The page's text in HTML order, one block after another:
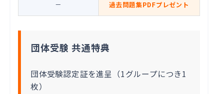
－ 過去問題集PDFプレゼント
団体受験 共通特典
団体受験認定証を進呈（1グループにつき1
枚）